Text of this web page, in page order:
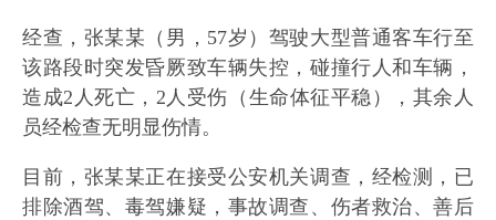
经查，张某某（男，57岁）驾驶大型普通客车行至
该路段时突发昏厥致车辆失控，碰撞行人和车辆，
造成2人死亡，2人受伤（生命体征平稳），其余人
员经检查无明显伤情。
目前，张某某正在接受公安机关调查，经检测，已
排除酒驾、毒驾嫌疑，事故调查、伤者救治、善后